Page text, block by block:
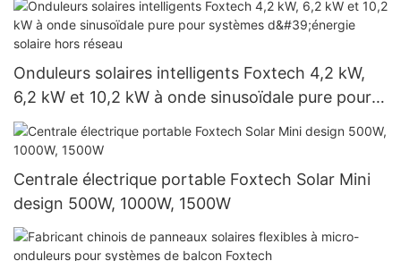
Onduleurs solaires intelligents Foxtech 4,2 kW,
6,2 kW et 10,2 kW à onde sinusoïdale pure pour
systèmes d'énergie solaire hors réseau
Centrale électrique portable Foxtech Solar Mini
design 500W, 1000W, 1500W